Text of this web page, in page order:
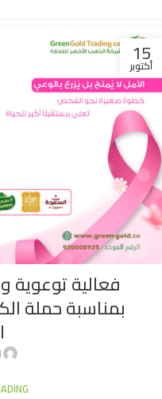
15
أكتوبر
فعالية
بمناسبة حملة